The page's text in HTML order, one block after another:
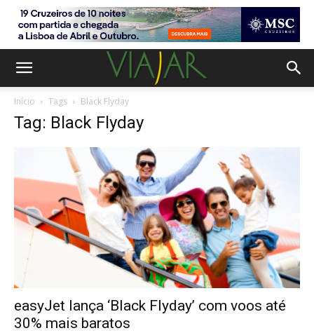
Início Tags Black Flyday
Tag: Black Flyday
easyJet lança ‘Black Flyday’ com voos até
30% mais baratos